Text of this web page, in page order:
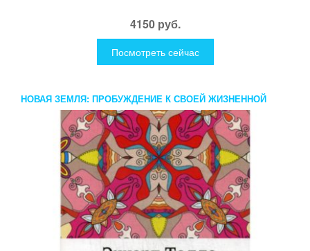
4150 руб.
Посмотреть сейчас
НОВАЯ ЗЕМЛЯ: ПРОБУЖДЕНИЕ К СВОЕЙ ЖИЗНЕННОЙ
ЦЕЛИ. ТОЛЛЕ Э.